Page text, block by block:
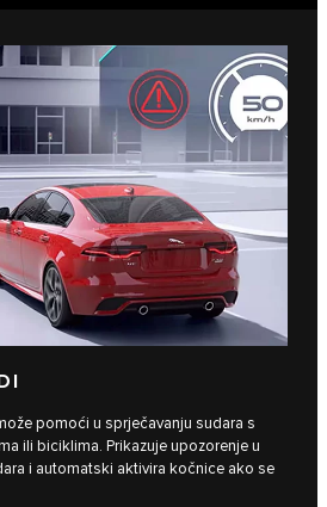
pomoći u sprječavanju sudara s
ili biciklima. Prikazuje upozorenje u
i automatski aktivira kočnice ako se